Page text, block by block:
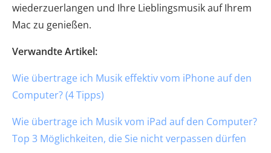
wiederzuerlangen und Ihre Lieblingsmusik auf Ihrem
Mac zu genießen.
Verwandte Artikel:
Wie übertrage ich Musik effektiv vom iPhone auf den
Computer? (4 Tipps)
Wie übertrage ich Musik vom iPad auf den Computer?
Top 3 Möglichkeiten, die Sie nicht verpassen dürfen